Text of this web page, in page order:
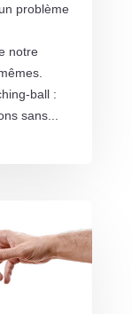
problème
notre
ball :
sans...